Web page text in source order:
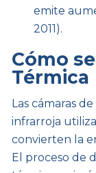
emite
2011).
Cómo
Térmica
Las cámaras
infrarroja
convierten la
El proceso de